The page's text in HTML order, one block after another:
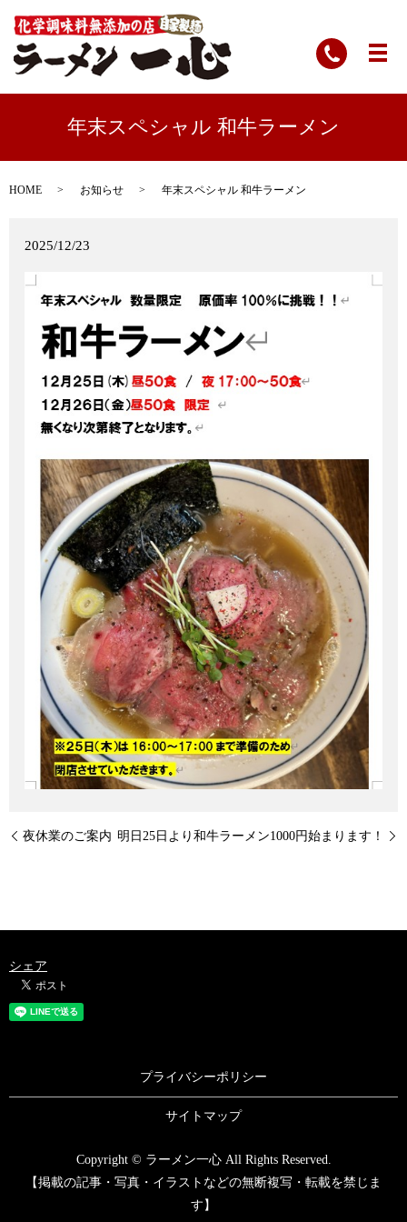
年末スペシャル 和牛ラーメン
HOME お知らせ 年末スペシャル 和牛ラーメン
2025/12/23
夜休業のご案内 明日25日より和牛ラーメン1000円始まります！
シェア
プライバシーポリシー
サイトマップ
Copyright © ラーメン一心 All Rights Reserved.
【掲載の記事・写真・イラストなどの無断複写・転載を禁じま
す】